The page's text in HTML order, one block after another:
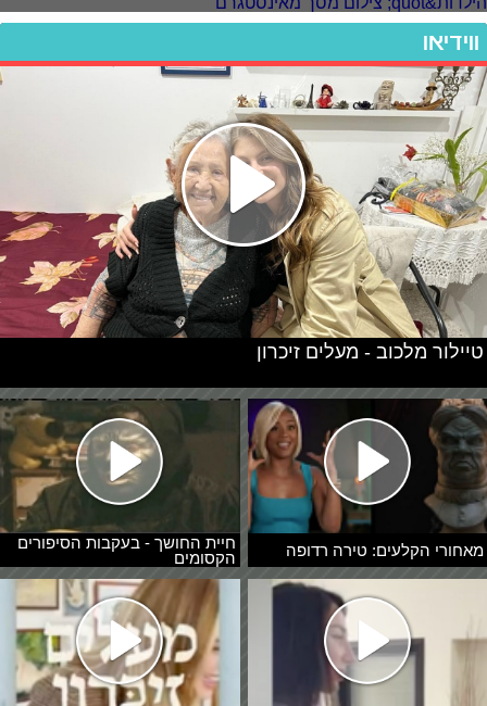
ווידיאו
מאחורי הקלעים: טירה רדופה
חיית החושך - בעקבות הסיפורים
הקסומים
טיילור מלכוב - מעלים זיכרון